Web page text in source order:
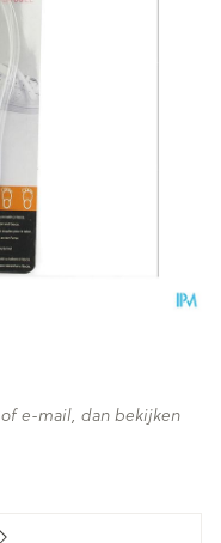
e-mail, dan bekijken